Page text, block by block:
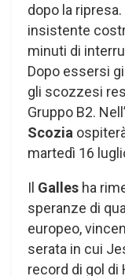
dopo la
insistente
minuti di
Dopo essersi
gli scozzesi
Gruppo B2.
Scozia
martedì 16
Il Galles ha
speranze di
europeo,
serata in cui
record di gol di